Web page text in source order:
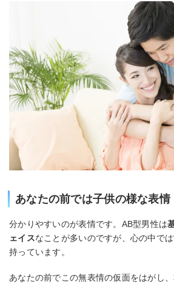
あなたの前では子供の様な表情
分かりやすいのが表情です。AB型男性は
ェイスなことが多いのですが、心の中で
持っています。
あなたの前でこの無表情の仮面をはがし